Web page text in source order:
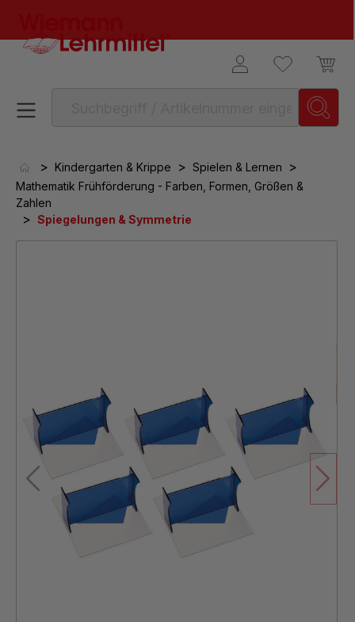
> Kindergarten & Krippe > Spielen & Lernen >
Mathematik Frühförderung - Farben, Formen, Größen &
Zahlen
> Spiegelungen & Symmetrie